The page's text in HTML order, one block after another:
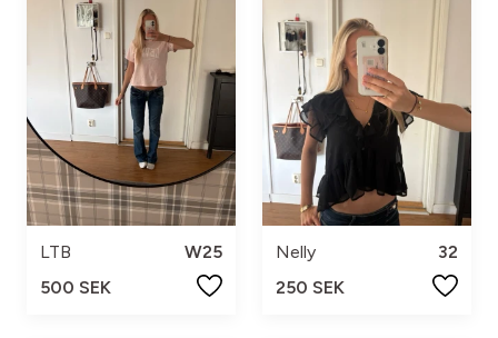
LTB
W25
500 SEK
Nelly
32
250 SEK